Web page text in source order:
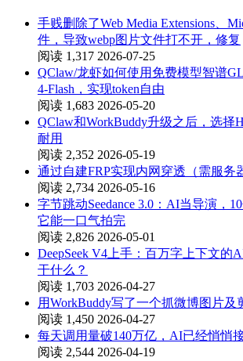
手贱删除了Web Media Extensions、
件，导致webp图片文件打不开，修复
阅读 1,317 2026-07-25
QClaw/龙虾如何使用免费模型智谱
4-Flash，实现token自由
阅读 1,683 2026-05-20
QClaw和WorkBuddy升级之后，选择
耐用
阅读 2,352 2026-05-19
通过自建FRP实现内网穿透（需服务
阅读 2,734 2026-05-16
字节跳动Seedance 3.0：AI当导演，
它能一口气拍完
阅读 2,826 2026-05-01
DeepSeek V4上手：百万字上下文的
干什么？
阅读 1,703 2026-04-27
用WorkBuddy写了一个抓微博图片及
阅读 1,450 2026-04-27
每天调用量破140万亿，AI已经悄悄
阅读 2,544 2026-04-19